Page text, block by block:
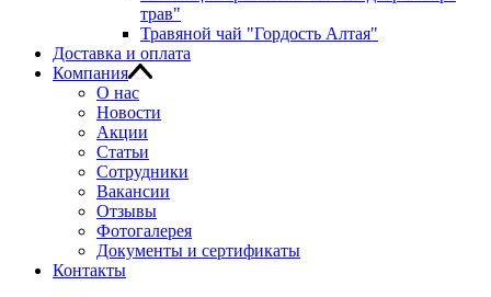
трав"
Травяной чай "Гордость Алтая"
Доставка и оплата
Компания
О нас
Новости
Акции
Статьи
Сотрудники
Вакансии
Отзывы
Фотогалерея
Документы и сертификаты
Контакты